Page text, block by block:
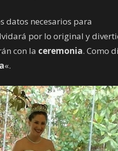
datos necesarios para
por lo original y
con la ceremonia. Como
«.